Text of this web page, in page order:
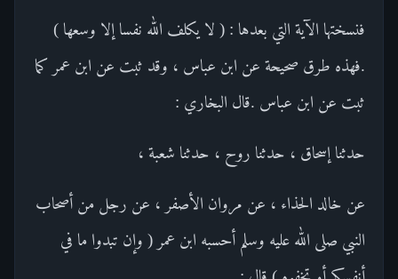
فنسختها الآية التي بعدها : ( لا يكلف الله نفسا إلا وسعها )
.فهذه طرق صحيحة عن ابن عباس ، وقد ثبت عن ابن عمر كما
ثبت عن ابن عباس .قال البخاري :
حدثنا إسحاق ، حدثنا روح ، حدثنا شعبة ،
عن خالد الحذاء ، عن مروان الأصفر ، عن رجل من أصحاب
النبي صلى الله عليه وسلم أحسبه ابن عمر ( وإن تبدوا ما في